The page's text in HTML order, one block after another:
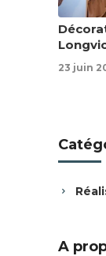
23 juin
A